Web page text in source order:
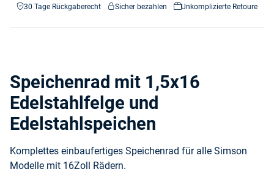
30 Tage Rückgaberecht Sicher bezahlen Unkomplizierte Retoure
Speichenrad mit 1,5x16
Edelstahlfelge und
Edelstahlspeichen
Komplettes einbaufertiges Speichenrad für alle Simson
Modelle mit 16Zoll Rädern.